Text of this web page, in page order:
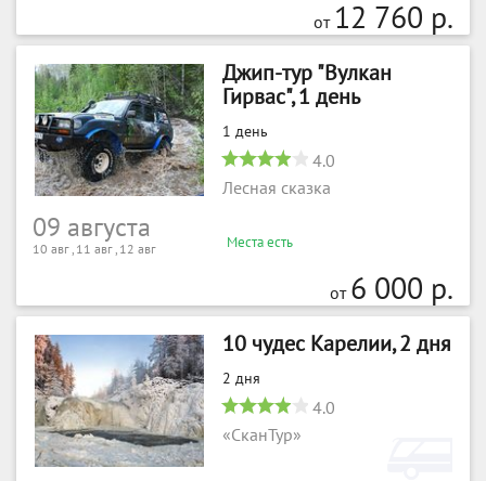
от 12 760 р.
Джип-тур "Вулкан
Гирвас", 1 день
1 день
4.0
Лесная сказка
09 августа
10 авг , 11 авг , 12 авг Места есть
от 6 000 р.
10 чудес Карелии, 2 дня
2 дня
4.0
«СканТур»